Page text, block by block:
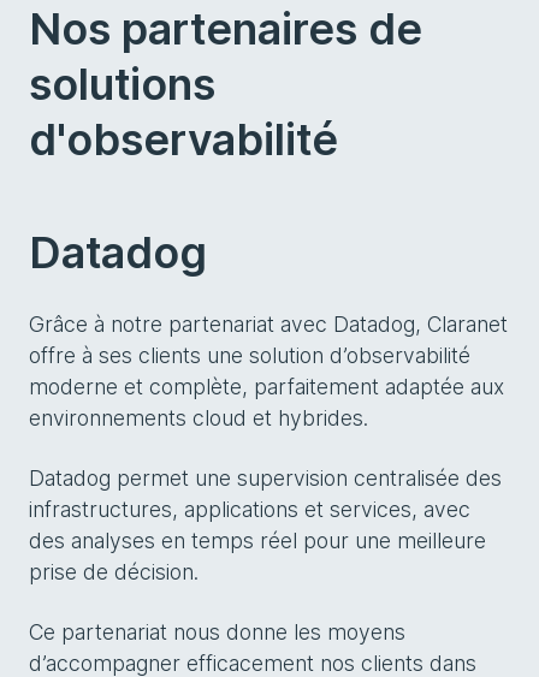
Nos partenaires de
solutions
d'observabilité
Datadog
Grâce à notre partenariat avec Datadog, Claranet
offre à ses clients une solution d’observabilité
moderne et complète, parfaitement adaptée aux
environnements cloud et hybrides.
Datadog permet une supervision centralisée des
infrastructures, applications et services, avec
des analyses en temps réel pour une meilleure
prise de décision.
Ce partenariat nous donne les moyens
d’accompagner efficacement nos clients dans